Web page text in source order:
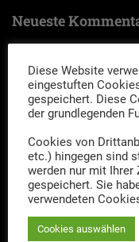
Neueste
Steinzeitgrabes
tomzuEin Fall für Die
Steinzeitgrabes
Friederike Lührzu Ein
neuen Falles 2023
Diese Website
eingestuften
gespeichert. Diese
der grundlegenden
Cookies von
etc.) hingegen sind
werden nur mit Ihrer
gespeichert. Sie
verwendeten
Cookies auswählen